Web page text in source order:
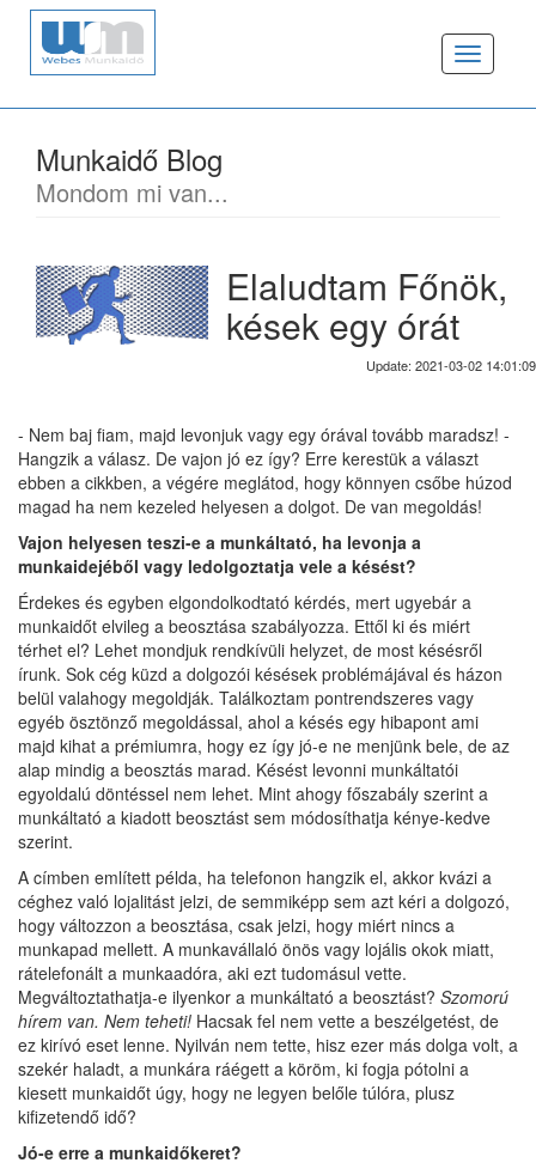
Toggle
Munkaidő Blog
Mondom mi van...
Elaludtam Főnök,
kések egy órát
Update: 2021-03-02 14:01:09
- Nem baj fiam, majd levonjuk vagy egy órával tovább maradsz! -
Hangzik a válasz. De vajon jó ez így? Erre kerestük a választ
ebben a cikkben, a végére meglátod, hogy könnyen csőbe húzod
magad ha nem kezeled helyesen a dolgot. De van megoldás!
Vajon helyesen teszi-e a munkáltató, ha levonja a
munkaidejéből vagy ledolgoztatja vele a késést?
Érdekes és egyben elgondolkodtató kérdés, mert ugyebár a
munkaidőt elvileg a beosztása szabályozza. Ettől ki és miért
térhet el? Lehet mondjuk rendkívüli helyzet, de most késésről
írunk. Sok cég küzd a dolgozói késések problémájával és házon
belül valahogy megoldják. Találkoztam pontrendszeres vagy
egyéb ösztönző megoldással, ahol a késés egy hibapont ami
majd kihat a prémiumra, hogy ez így jó-e ne menjünk bele, de az
alap mindig a beosztás marad. Késést levonni munkáltatói
egyoldalú döntéssel nem lehet. Mint ahogy főszabály szerint a
munkáltató a kiadott beosztást sem módosíthatja kénye-kedve
szerint.
A címben említett példa, ha telefonon hangzik el, akkor kvázi a
céghez való lojalitást jelzi, de semmiképp sem azt kéri a dolgozó,
hogy változzon a beosztása, csak jelzi, hogy miért nincs a
munkapad mellett. A munkavállaló önös vagy lojális okok miatt,
rátelefonált a munkaadóra, aki ezt tudomásul vette.
Megváltoztathatja-e ilyenkor a munkáltató a beosztást? Szomorú
hírem van. Nem teheti! Hacsak fel nem vette a beszélgetést, de
ez kirívó eset lenne. Nyilván nem tette, hisz ezer más dolga volt, a
szekér haladt, a munkára ráégett a köröm, ki fogja pótolni a
kiesett munkaidőt úgy, hogy ne legyen belőle túlóra, plusz
kifizetendő idő?
Jó-e erre a munkaidőkeret?